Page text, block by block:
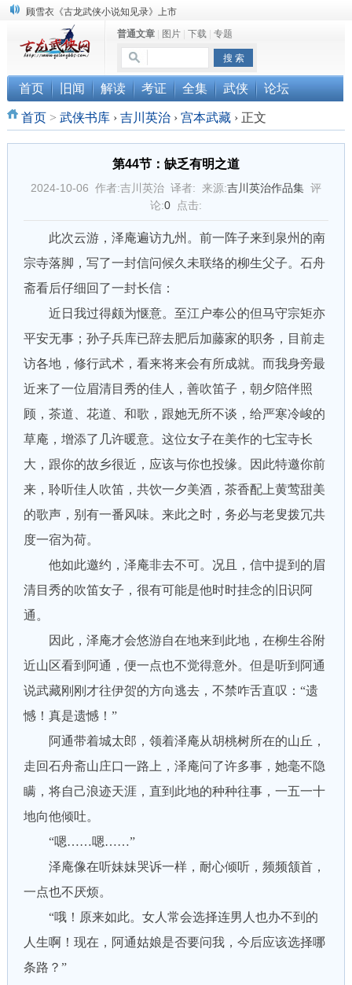
顾雪衣《古龙武侠小说知见录》上市
“武侠书库”查缺补漏活动圆满结束
《古龙小说原貌探究》修订版已上市
普通文章| 图片| 下载| 专题
首页 旧闻 解读 考证 全集 武侠 论坛
首页> 武侠书库 › 吉川英治 › 宫本武藏 ›正文
第44节：缺乏有明之道
2024-10-06 作者:吉川英治 译者: 来源:吉川英治作品集评
论:0点击:
此次云游，泽庵遍访九州。前一阵子来到泉州的南
宗寺落脚，写了一封信问候久未联络的柳生父子。石舟
斋看后仔细回了一封长信：
近日我过得颇为惬意。至江户奉公的但马守宗矩亦
平安无事；孙子兵库已辞去肥后加藤家的职务，目前走
访各地，修行武术，看来将来会有所成就。而我身旁最
近来了一位眉清目秀的佳人，善吹笛子，朝夕陪伴照
顾，茶道、花道、和歌，跟她无所不谈，给严寒冷峻的
草庵，增添了几许暖意。这位女子在美作的七宝寺长
大，跟你的故乡很近，应该与你也投缘。因此特邀你前
来，聆听佳人吹笛，共饮一夕美酒，茶香配上黄莺甜美
的歌声，别有一番风味。来此之时，务必与老叟拨冗共
度一宿为荷。
他如此邀约，泽庵非去不可。况且，信中提到的眉
清目秀的吹笛女子，很有可能是他时时挂念的旧识阿
通。
因此，泽庵才会悠游自在地来到此地，在柳生谷附
近山区看到阿通，便一点也不觉得意外。但是听到阿通
说武藏刚刚才往伊贺的方向逃去，不禁咋舌直叹：“遗
憾！真是遗憾！”
阿通带着城太郎，领着泽庵从胡桃树所在的山丘，
走回石舟斋山庄口一路上，泽庵问了许多事，她毫不隐
瞒，将自己浪迹天涯，直到此地的种种往事，一五一十
地向他倾吐。
“嗯……嗯……”
泽庵像在听妹妹哭诉一样，耐心倾听，频频颔首，
一点也不厌烦。
“哦！原来如此。女人常会选择连男人也办不到的
人生啊！现在，阿通姑娘是否要问我，今后应该选择哪
条路？”